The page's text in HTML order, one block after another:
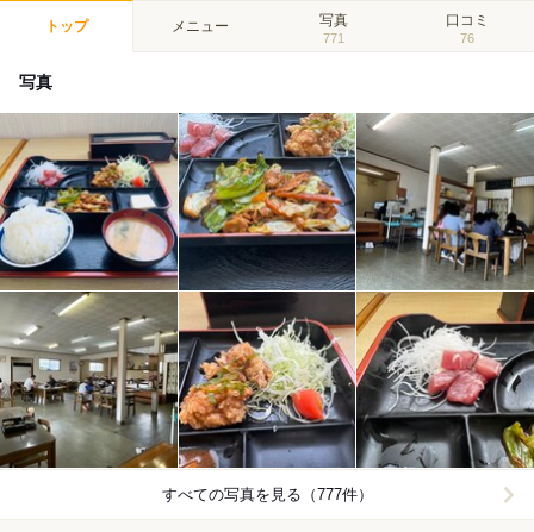
トップ メニュー 写真
771
口コミ
76
写真
すべての写真を見る（777件）